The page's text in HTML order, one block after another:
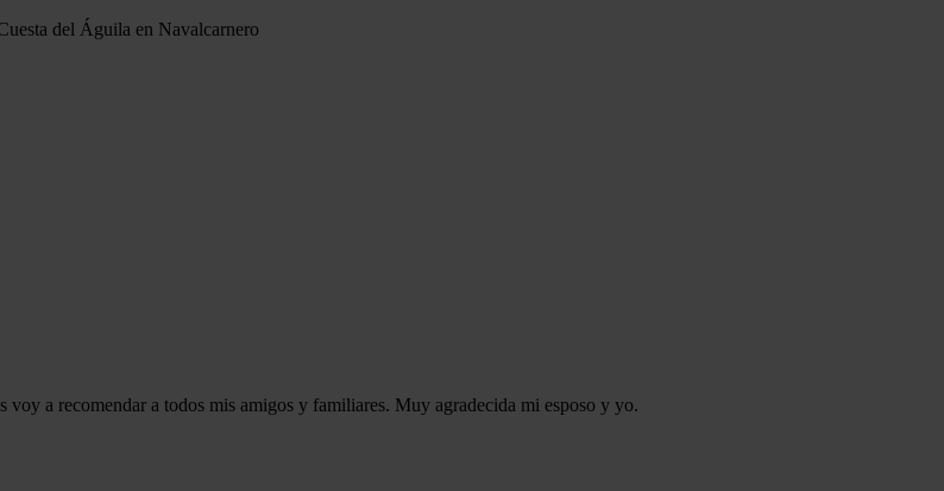
del Águila en Navalcarnero
a recomendar a todos mis amigos y familiares. Muy agradecida mi esposo y yo.